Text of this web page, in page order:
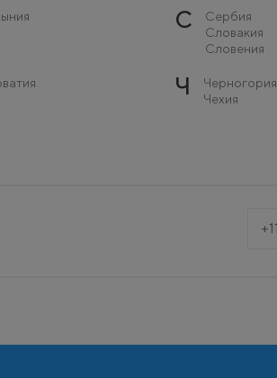
С
Сербия
Словакия
Словения
Ч
Черногория
Чехия